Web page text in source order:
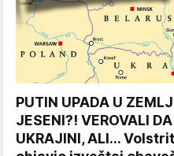
PUTIN UPADA U
JESENI?! VEROVALI
UKRAJINI, ALI...